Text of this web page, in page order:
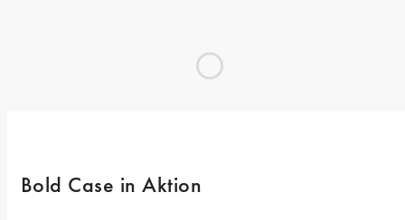
Bold Case in Aktion